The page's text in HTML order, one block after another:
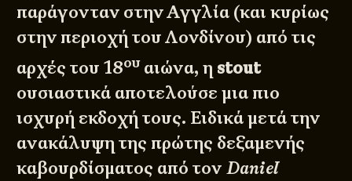
παράγονταν στην Αγγλία (και κυρίως
στην περιοχή του Λονδίνου) από τις
αρχές του 18ουαιώνα, η stout
ουσιαστικά αποτελούσε μια πιο
ισχυρή εκδοχή τους. Ειδικά μετά την
ανακάλυψη της πρώτης δεξαμενής
καβουρδίσματος από τον Daniel